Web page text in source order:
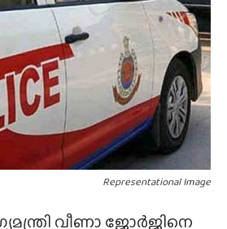
Representational Image
വീണാ ജോർജിനെ